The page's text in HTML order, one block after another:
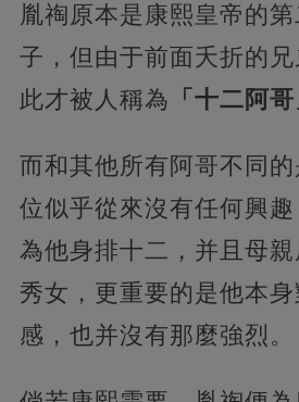
胤祹原本是康熙皇帝的
子，但由于前面夭折的
此才被人稱為 「十二阿哥
而和其他所有阿哥不同
位似乎從來沒有任何興
為他身排十二，并且母
秀女，更重要的是他本
感，也并沒有那麼強烈。